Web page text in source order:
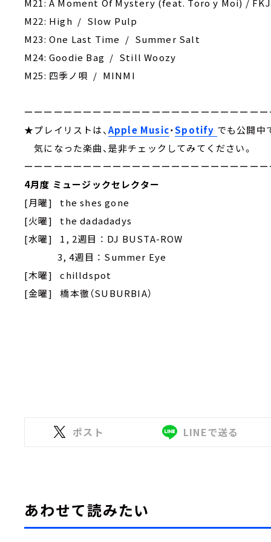
M22: High / Slow Pulp
M23: One Last Time / Summer Salt
M24: Goodie Bag / Still Woozy
M25: 四季ノ唄 / MINMI
ーーーーーーーーーーーーーーーーーーーーーーーーー
★プレイリストは、 Apple Music・Spotify でも公開中
気になった楽曲、是非チェックしてみてください。
ーーーーーーーーーーーーーーーーーーーーーーーーー
4月度 ミュージックセレクター
[月曜] the shes gone
[火曜] the dadadadys
[水曜] 1, 2週目 ： DJ BUSTA-ROW
3, 4週目 ： Summer Eye
[木曜] chilldspot
[金曜] 橋本徹（SUBURBIA）
ポスト LINEで送る
あわせて読みたい